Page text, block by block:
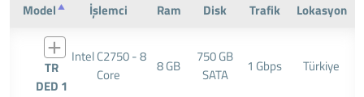
Model İşlemci Ram Disk Trafik Lokasyon
TR
DED 1
Intel C2750 - 8
Core
8 GB
750 GB
SATA
1 Gbps Türkiye